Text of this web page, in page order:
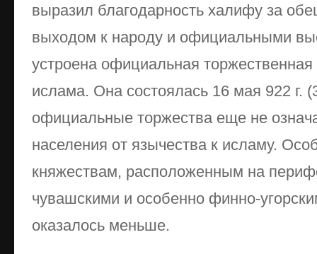
выразил благодарность халифу за
выходом к народу и официальными
устроена официальная
ислама. Она состоялась 16 мая 922 г.
официальные торжества еще не
населения от язычества к исламу.
княжествам, расположенным на
чувашскими и особенно финно-
оказалось меньше.